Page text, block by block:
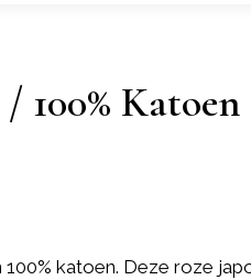
100%
katoen. Deze roze